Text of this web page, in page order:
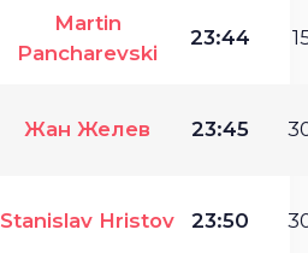
Martin
Pancharevski
23:44
Жан Желев 23:45
Stanislav Hristov 23:50